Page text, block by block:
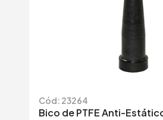
Cód: 23264
Bico de PTFE Anti-